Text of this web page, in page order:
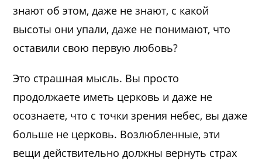
знают об этом, даже не знают, с какой
высоты они упали, даже не понимают, что
оставили свою первую любовь?
Это страшная мысль. Вы просто
продолжаете иметь церковь и даже не
осознаете, что с точки зрения небес, вы даже
больше не церковь. Возлюбленные, эти
вещи действительно должны вернуть страх